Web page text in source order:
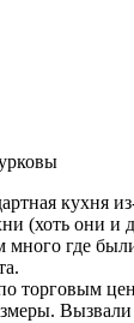
кухня
(хоть они
где
торговым